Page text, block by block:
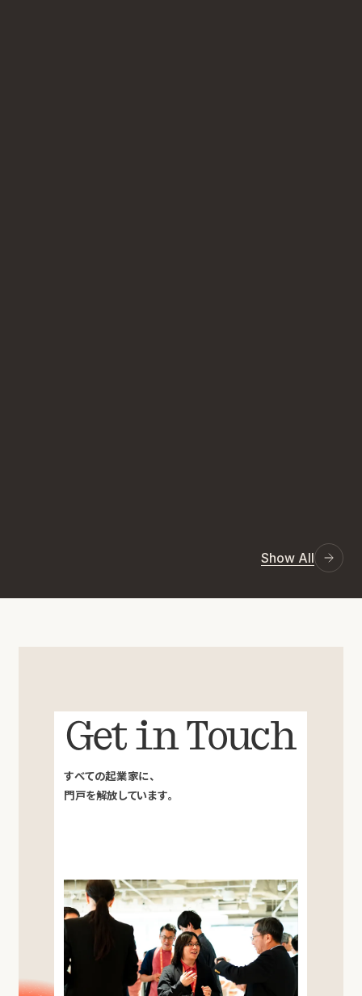
Show All
Get in Touch
すべての起業家に、
門戸を解放しています。